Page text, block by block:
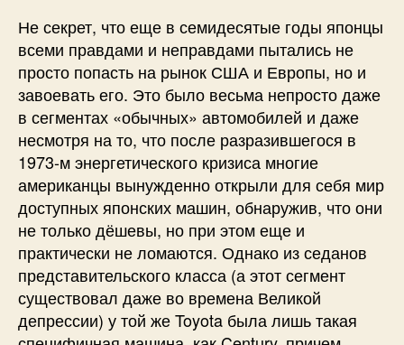
Не секрет, что еще в семидесятые годы японцы
всеми правдами и неправдами пытались не
просто попасть на рынок США и Европы, но и
завоевать его. Это было весьма непросто даже
в сегментах «обычных» автомобилей и даже
несмотря на то, что после разразившегося в
1973-м энергетического кризиса многие
американцы вынужденно открыли для себя мир
доступных японских машин, обнаружив, что они
не только дёшевы, но при этом еще и
практически не ломаются. Однако из седанов
представительского класса (а этот сегмент
существовал даже во времена Великой
депрессии) у той же Toyota была лишь такая